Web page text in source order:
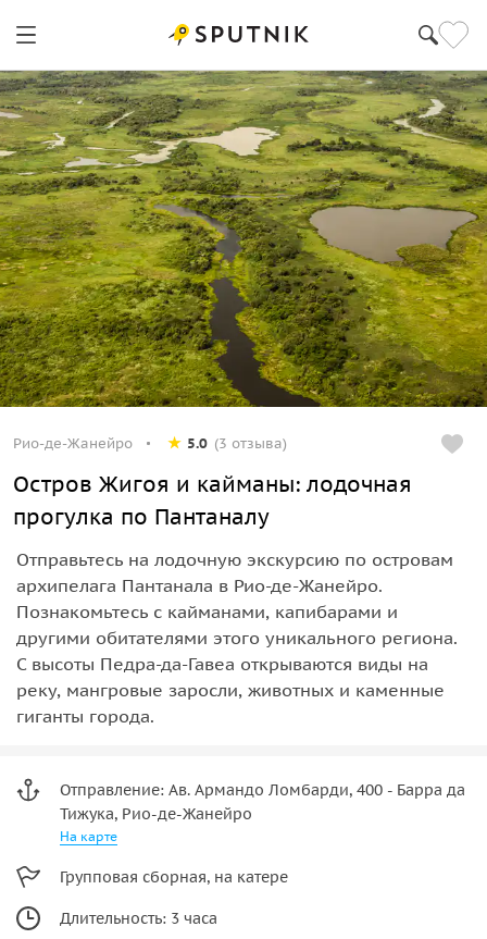
Рио-де-Жанейро 5.0 (3 отзыва)
Остров Жигоя и кайманы: лодочная
прогулка по Пантаналу
Отправьтесь на лодочную экскурсию по островам
архипелага Пантанала в Рио-де-Жанейро.
Познакомьтесь с кайманами, капибарами и
другими обитателями этого уникального региона.
С высоты Педра-да-Гавеа открываются виды на
реку, мангровые заросли, животных и каменные
гиганты города.
Отправление: Ав. Армандо Ломбарди, 400 - Барра да
Тижука, Рио-де-Жанейро
На карте
Групповая сборная, на катере
Длительность: 3 часа